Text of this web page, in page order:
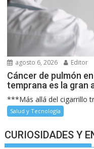
agosto 6, 2026 Editor
Cáncer de pulmón
temprana es la gran
***Más allá del cigarrillo
Salud y Tecnología
CURIOSIDADES Y